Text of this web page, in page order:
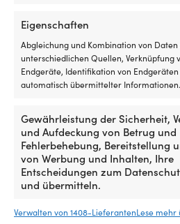
Eigenschaften
Abgleichung und Kombination von Daten
unterschiedlichen Quellen, Verknüpfung
Endgeräte, Identifikation von
automatisch übermittelter Informationen.
Gewährleistung der Sicherheit,
und Aufdeckung von Betrug und
Fehlerbehebung, Bereitstellung
von Werbung und Inhalten, Ihre
Entscheidungen zum
und übermitteln.
Verwalten von 1408-LieferantenLese mehr
MwSt. inkl.
Pumpen- und Schlauchsatz für